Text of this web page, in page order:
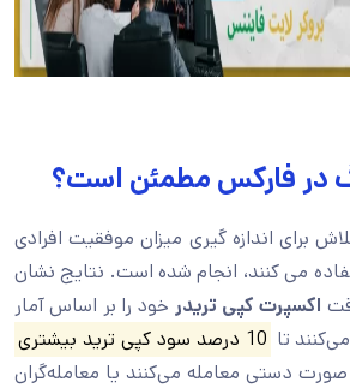
در فارکس مطمئن است؟
برای اندازه گیری میزان موفقیت افرادی
می کنند، انجام شده است. نتایج نشان
اکسپرت کپی تریدر خود را بر اساس آمار
تا 10 درصد سود کپی ترید بیشتری
دستی معامله می‌کنند یا معامله‌گران